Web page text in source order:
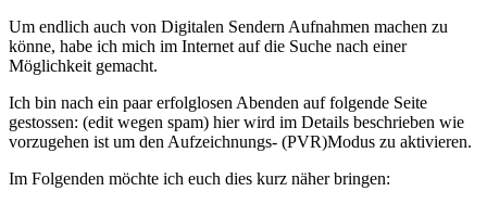
Um endlich auch von Digitalen Sendern Aufnahmen machen zu
könne, habe ich mich im Internet auf die Suche nach einer
Möglichkeit gemacht.
Ich bin nach ein paar erfolglosen Abenden auf folgende Seite
gestossen: (edit wegen spam) hier wird im Details beschrieben wie
vorzugehen ist um den Aufzeichnungs- (PVR)Modus zu aktivieren.
Im Folgenden möchte ich euch dies kurz näher bringen: